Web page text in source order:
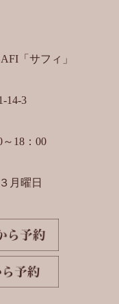
「サフィ」
14-3
18：00
月曜日